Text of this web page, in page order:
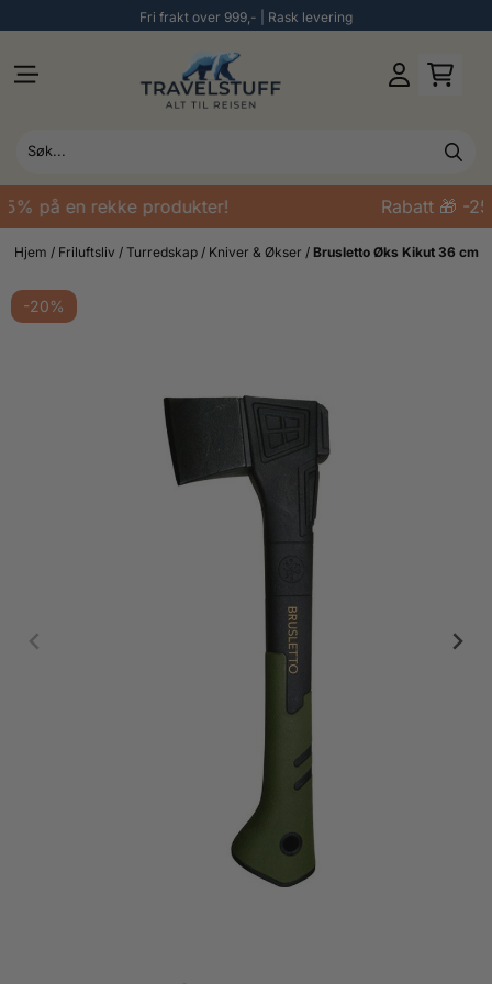
Fri frakt over 999,- | Rask levering
på en rekke produkter! Rabatt 🎁 -
Hjem / Friluftsliv / Turredskap / Kniver & Økser / Brusletto Øks Kikut 36 cm
-20%